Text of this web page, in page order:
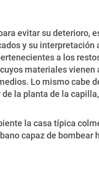
evitar su deterioro,
y su interpretación
a los
materiales vienen
Lo mismo cabe
la planta de la
la casa típica
capaz de bombear